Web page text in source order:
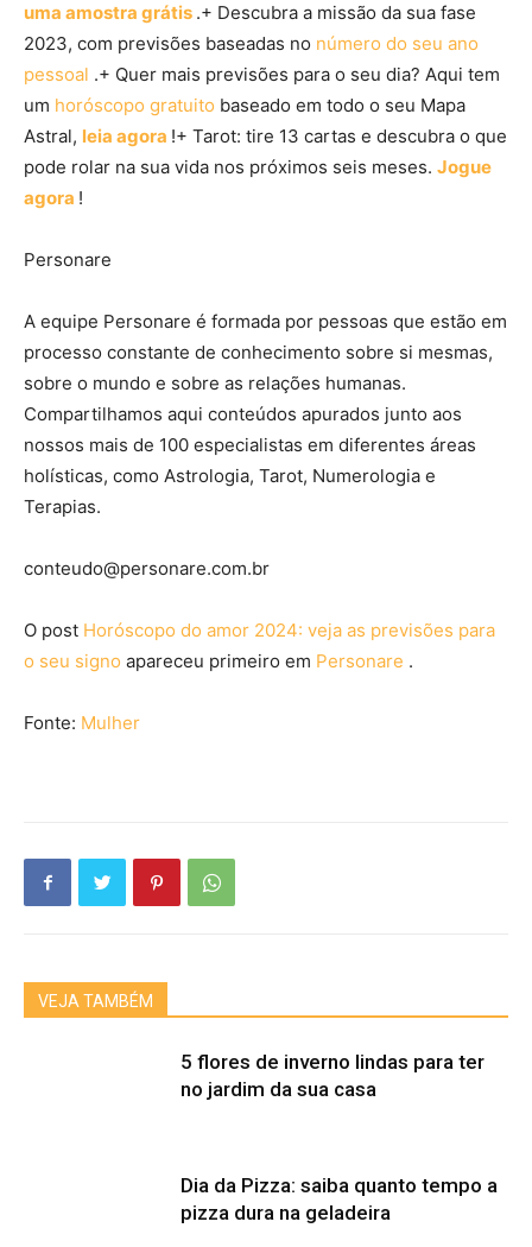
uma amostra grátis .+ Descubra a missão da sua fase
2023, com previsões baseadas no número do seu ano
pessoal .+ Quer mais previsões para o seu dia? Aqui tem
um horóscopo gratuito baseado em todo o seu Mapa
Astral, leia agora !+ Tarot: tire 13 cartas e descubra o que
pode rolar na sua vida nos próximos seis meses. Jogue
agora !
Personare
A equipe Personare é formada por pessoas que estão em
processo constante de conhecimento sobre si mesmas,
sobre o mundo e sobre as relações humanas.
Compartilhamos aqui conteúdos apurados junto aos
nossos mais de 100 especialistas em diferentes áreas
holísticas, como Astrologia, Tarot, Numerologia e
Terapias.
conteudo@personare.com.br
O post Horóscopo do amor 2024: veja as previsões para
o seu signo apareceu primeiro em Personare .
Fonte: Mulher
VEJA TAMBÉM
5 flores de inverno lindas para ter
no jardim da sua casa
Dia da Pizza: saiba quanto tempo a
pizza dura na geladeira